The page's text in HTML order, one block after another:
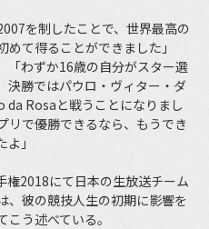
を制したことで、世界最高の
て得ることができました」
「わずか16歳の自分がスター選
決勝ではパウロ・ヴィター・ダ
Rosaと戦うことになりまし
リで優勝できるなら、もうでき
」
2018にて日本の生放送チーム
、彼の競技人生の初期に影響を
う述べている。